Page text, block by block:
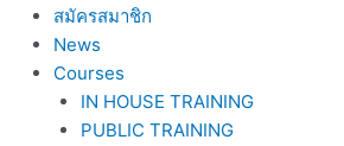
สมัครสมาชิก
News
Courses
IN HOUSE TRAINING
PUBLIC TRAINING